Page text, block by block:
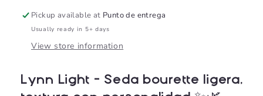
Pickup available at Punto de entrega
Usually ready in 5+ days
View store information
Lynn Light – Seda bourette ligera,